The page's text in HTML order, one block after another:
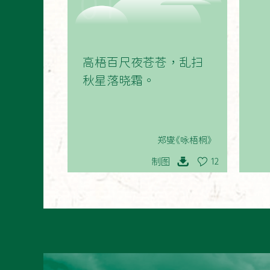
高梧百尺夜苍苍，乱扫
秋星落晓霜。
郑燮《咏梧桐》
制图 12